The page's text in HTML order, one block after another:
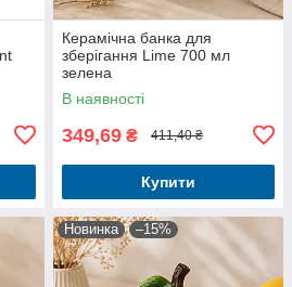
Керамічна банка для
зберігання Lime 700 мл
зелена
В наявності
349,69 ₴ 411,40 ₴
Купити
Новинка –15%